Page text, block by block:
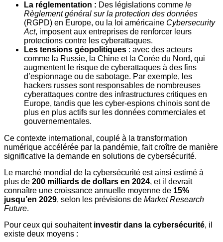
La réglementation : Des législations comme le
Règlement général sur la protection des données
(RGPD) en Europe, ou la loi américaine Cybersecurity
Act, imposent aux entreprises de renforcer leurs
protections contre les cyberattaques.
Les tensions géopolitiques : avec des acteurs
comme la Russie, la Chine et la Corée du Nord, qui
augmentent le risque de cyberattaques à des fins
d’espionnage ou de sabotage. Par exemple, les
hackers russes sont responsables de nombreuses
cyberattaques contre des infrastructures critiques en
Europe, tandis que les cyber-espions chinois sont de
plus en plus actifs sur les données commerciales et
gouvernementales.
Ce contexte international, couplé à la transformation
numérique accélérée par la pandémie, fait croître de manière
significative la demande en solutions de cybersécurité.
Le marché mondial de la cybersécurité est ainsi estimé à
plus de 200 milliards de dollars en 2024, et il devrait
connaître une croissance annuelle moyenne de 15%
jusqu’en 2029, selon les prévisions de Market Research
Future.
Pour ceux qui souhaitentinvestir dans la cybersécurité, il
existe deux moyens :